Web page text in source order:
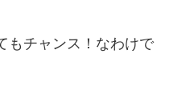
もチャンス！なわけで